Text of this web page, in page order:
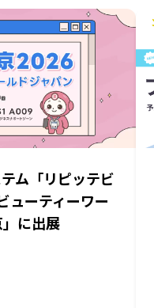
ム「リピッテビ
ューティーワー
に出展